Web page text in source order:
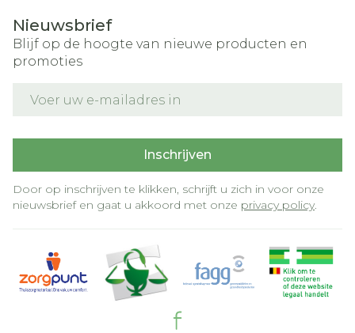
Nieuwsbrief
Blijf op de hoogte van nieuwe producten en
promoties
Inschrijven
Door op inschrijven te klikken, schrijft u zich in voor onze
nieuwsbrief en gaat u akkoord met onze privacy policy.